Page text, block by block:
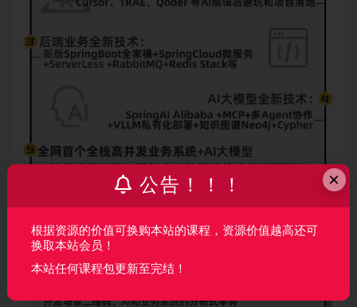
×
公告！！！
根据资源的价值可换购本站的课程，资源价值越高还可
换取本站会员！
本站任何课程包更新至完结！